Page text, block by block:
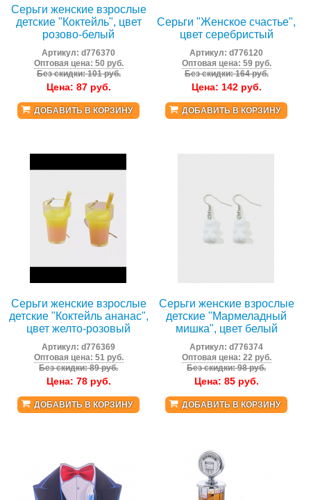
Серьги женские взрослые
детские "Коктейль", цвет
розово-белый
Артикул:d776370
Оптовая цена: 50 руб.
Без скидки: 101 руб.
Цена: 87руб.
ДОБАВИТЬ В КОРЗИНУ
Серьги "Женское счастье",
цвет серебристый
Артикул:d776120
Оптовая цена: 59 руб.
Без скидки: 164 руб.
Цена: 142руб.
ДОБАВИТЬ В КОРЗИНУ
Серьги женские взрослые
детские "Коктейль ананас",
цвет желто-розовый
Артикул:d776369
Оптовая цена: 51 руб.
Без скидки: 89 руб.
Цена: 78руб.
ДОБАВИТЬ В КОРЗИНУ
Серьги женские взрослые
детские "Мармеладный
мишка", цвет белый
Артикул:d776374
Оптовая цена: 22 руб.
Без скидки: 98 руб.
Цена: 85руб.
ДОБАВИТЬ В КОРЗИНУ